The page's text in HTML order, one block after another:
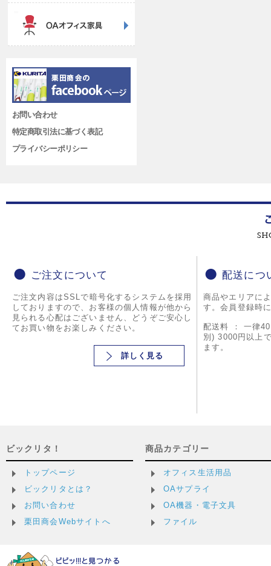
お問い合わせ
特定商取引法に基づく表記
プライバシーポリシー
ご注文について
ご注文内容はSSLで暗号化するシステムを採用
しておりますので、お客様の個人情報が他から
見られる心配はございません、どうぞご安心し
てお買い物をお楽しみください。
詳しく見る
配送につ
商品やエリアに
す。会員登録時
配送料 ： 一律
別) 3000円以上
ます。
ビックリタ！
トップページ
ビックリタとは？
お問い合わせ
栗田商会Webサイトへ
商品カテゴリー
オフィス生活用品
OAサプライ
OA機器・電子文具
ファイル